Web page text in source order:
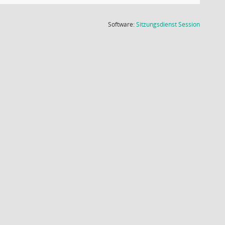
Software:SitzungsdienstSession(Wird in